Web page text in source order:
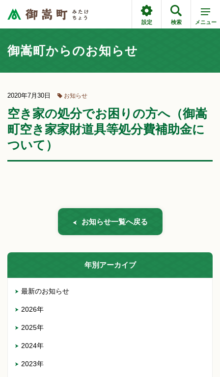
設定 検索 メニュー
御嵩町からのお知らせ
2020年7月30日 お知らせ
空き家の処分でお困りの方へ（御嵩
町空き家家財道具等処分費補助金に
ついて）
お知らせ一覧へ戻る
年別アーカイブ
最新のお知らせ
2026年
2025年
2024年
2023年